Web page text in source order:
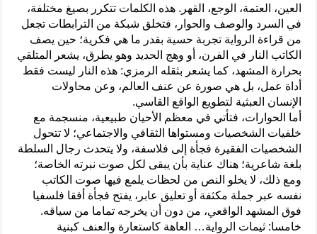
العين، العتمة، الوجع، القهر. هذه الكلمات تتكرر بصيغ مختلفة،
في السرد والوصف والحوار، فتخلق شبكة من الترابطات تجعل
من قراءة الرواية تجربة حسية بقدر ما هي فكرية؛ حين يصف
الكاتب النار في الفرن، أو وهج الحديد وهو يطرق، يشعر المتلقي
بحرارة المشهد، كما يشعر بثقله الرمزي: هذه النار ليست فقط
أداة عمل، بل هي صورة عن عنف العالم، وعن محاولات
الإنسان العبثية لتطويع الواقع القاسي.
أما الحوارات، فتأتي في معظم الأحيان طبيعية، منسجمة مع
خلفيات الشخصيات ومستواها الثقافي والاجتماعي؛ لا تتحول
الشخصيات الفقيرة فجأة إلى فلاسفة، ولا يتحدث رجال السلطة
بلغة شاعرية؛ هناك عناية بأن يبقى لكل صوت نبرته الخاصة؛
ومع ذلك، لا يخلو النص من لحظات يلمع فيها صوت الكاتب
نفسه عبر جملة مكثفة أو تعليق عابر، يفتح فجأة أفقا فلسفيا
فوق المشهد الواقعي، من دون أن يخرجه تماما من سياقه.
خامسا: ثيمات الرواية… العاهة كاستعارة والعنف كبنية